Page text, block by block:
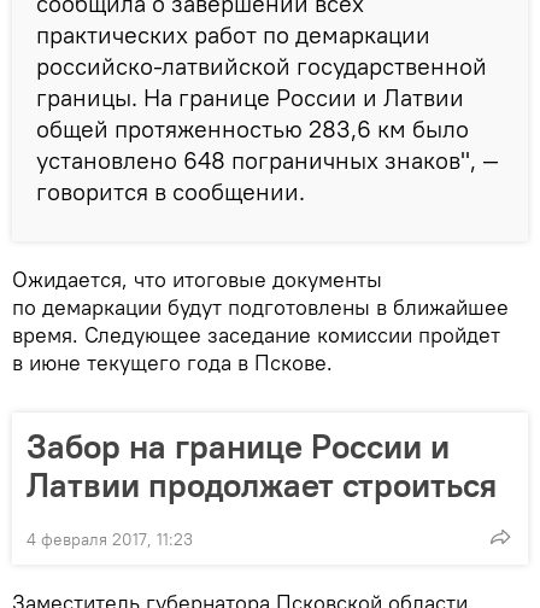
практических работ по демаркации
российско-латвийской государственной
границы. На границе России и Латвии
общей протяженностью 283,6 км было
установлено 648 пограничных знаков", —
говорится в сообщении.
Ожидается, что итоговые документы
по демаркации будут подготовлены в ближайшее
время. Следующее заседание комиссии пройдет
в июне текущего года в Пскове.
Забор на границе России и
Латвии продолжает строиться
4 февраля 2017, 11:23